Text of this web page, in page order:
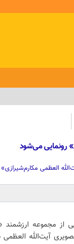
رونمایی می‌شود
العظمی
از مجموعه ارزشمند
آیت‌الله العظمی